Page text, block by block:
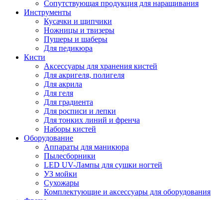
Сопутствующая продукция для наращивания
Инструменты
Кусачки и щипчики
Ножницы и твизеры
Пушеры и шаберы
Для педикюра
Кисти
Аксессуары для хранения кистей
Для акригеля, полигеля
Для акрила
Для геля
Для градиента
Для росписи и лепки
Для тонких линий и френча
Наборы кистей
Оборудование
Аппараты для маникюра
Пылесборники
LED UV-Лампы для сушки ногтей
УЗ мойки
Сухожары
Комплектующие и аксессуары для оборудования